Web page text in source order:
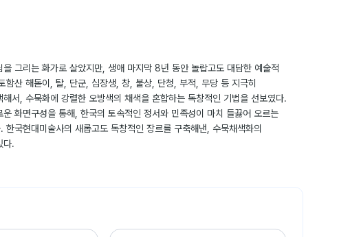
을 그리는 화가로 살았지만, 생애 마지막 8년 동안 놀랍고도 대담한 예술적
함산 해돋이, 탈, 단군, 십장생, 창, 불상, 단청, 부적, 무당 등 지극히
해서, 수묵화에 강렬한 오방색의 채색을 혼합하는 독창적인 기법을 선보였다.
운 화면구성을 통해, 한국의 토속적인 정서와 민족성이 마치 들끓어 오르는
한국현대미술사의 새롭고도 독창적인 장르를 구축해낸, 수묵채색화의
다.